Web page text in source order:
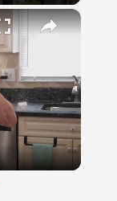
×